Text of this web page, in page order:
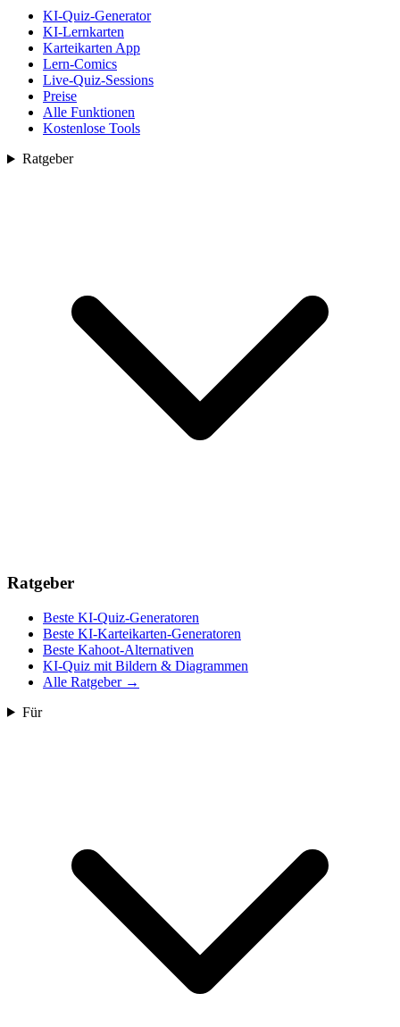
KI-Quiz-Generator
KI-Lernkarten
Karteikarten App
Lern-Comics
Live-Quiz-Sessions
Preise
Alle Funktionen
Kostenlose Tools
Ratgeber
Ratgeber
Beste KI-Quiz-Generatoren
Beste KI-Karteikarten-Generatoren
Beste Kahoot-Alternativen
KI-Quiz mit Bildern & Diagrammen
Alle Ratgeber→
Für